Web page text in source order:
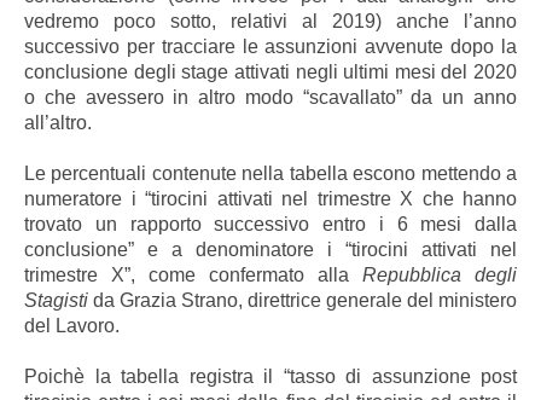
vedremo poco sotto, relativi al 2019) anche l’anno
successivo per tracciare le assunzioni avvenute dopo la
conclusione degli stage attivati negli ultimi mesi del 2020
o che avessero in altro modo “scavallato” da un anno
all’altro.
Le percentuali contenute nella tabella escono mettendo a
numeratore i “tirocini attivati nel trimestre X che hanno
trovato un rapporto successivo entro i 6 mesi dalla
conclusione” e a denominatore i “tirocini attivati nel
trimestre X”, come confermato alla Repubblica degli
Stagisti da Grazia Strano, direttrice generale del ministero
del Lavoro.
Poichè la tabella registra il “tasso di assunzione post